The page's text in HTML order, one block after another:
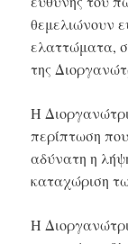
θεμελιώνουν
ελαττώματα,
της
Η
περίπτωση
αδύνατη η
καταχώριση
Η